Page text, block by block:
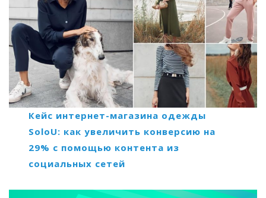
Кейс интернет-магазина одежды
SoloU: как увеличить конверсию на
29% с помощью контента из
социальных сетей